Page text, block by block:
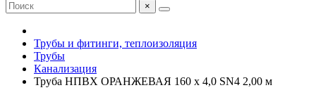
×
Трубы и фитинги, теплоизоляция
Трубы
Канализация
Труба НПВХ ОРАНЖЕВАЯ 160 x 4,0 SN4 2,00 м